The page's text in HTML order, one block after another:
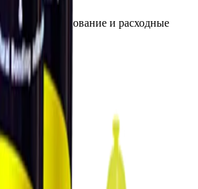
оборудование и расходные